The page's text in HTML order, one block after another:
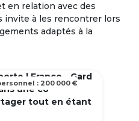
en relation avec des
invite à les rencontrer lors
adaptés à la
| France - Gard
une co
tout en étant
: 200 000 €